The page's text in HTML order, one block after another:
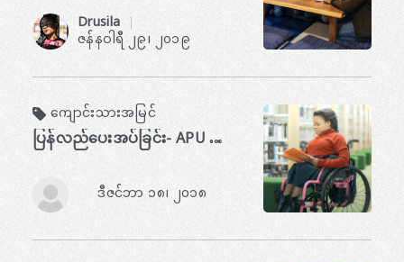
Drusila
ဇန်နဝါရီ ၂၉၊ ၂၀၁၉
ကျောင်းသားအမြင်
ပြန်လည်ပေးအပ်ခြင်း- APU ကျောင်းသားနှင့် NPO တည်ထောင်သူအဖြစ် ကျွန်ုပ်၏ဘဝ
ဒီဇင်ဘာ ၁၈၊ ၂၀၁၈